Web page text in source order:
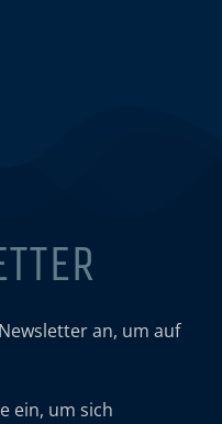
an, um auf
ein, um sich